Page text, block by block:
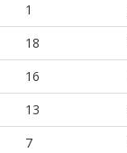
1
18
16
13
7